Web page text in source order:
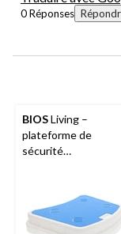
0 Réponses
BIOSLiving –
plateforme de
sécurité
très grand, 10 cm (4
po)